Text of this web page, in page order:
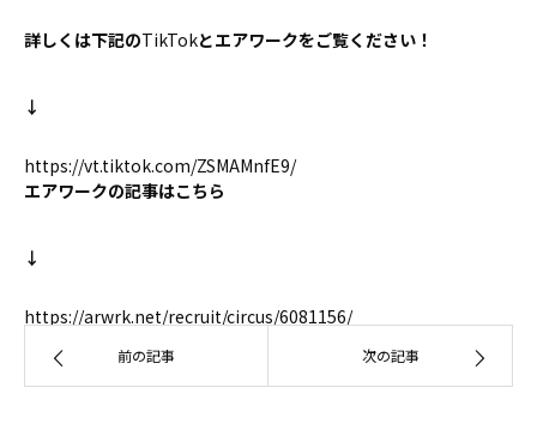
詳しくは下記のTikTokとエアワークをご覧ください！
↓
https://vt.tiktok.com/ZSMAMnfE9/
エアワークの記事はこちら
↓
https://arwrk.net/recruit/circus/6081156/
前の記事 次の記事